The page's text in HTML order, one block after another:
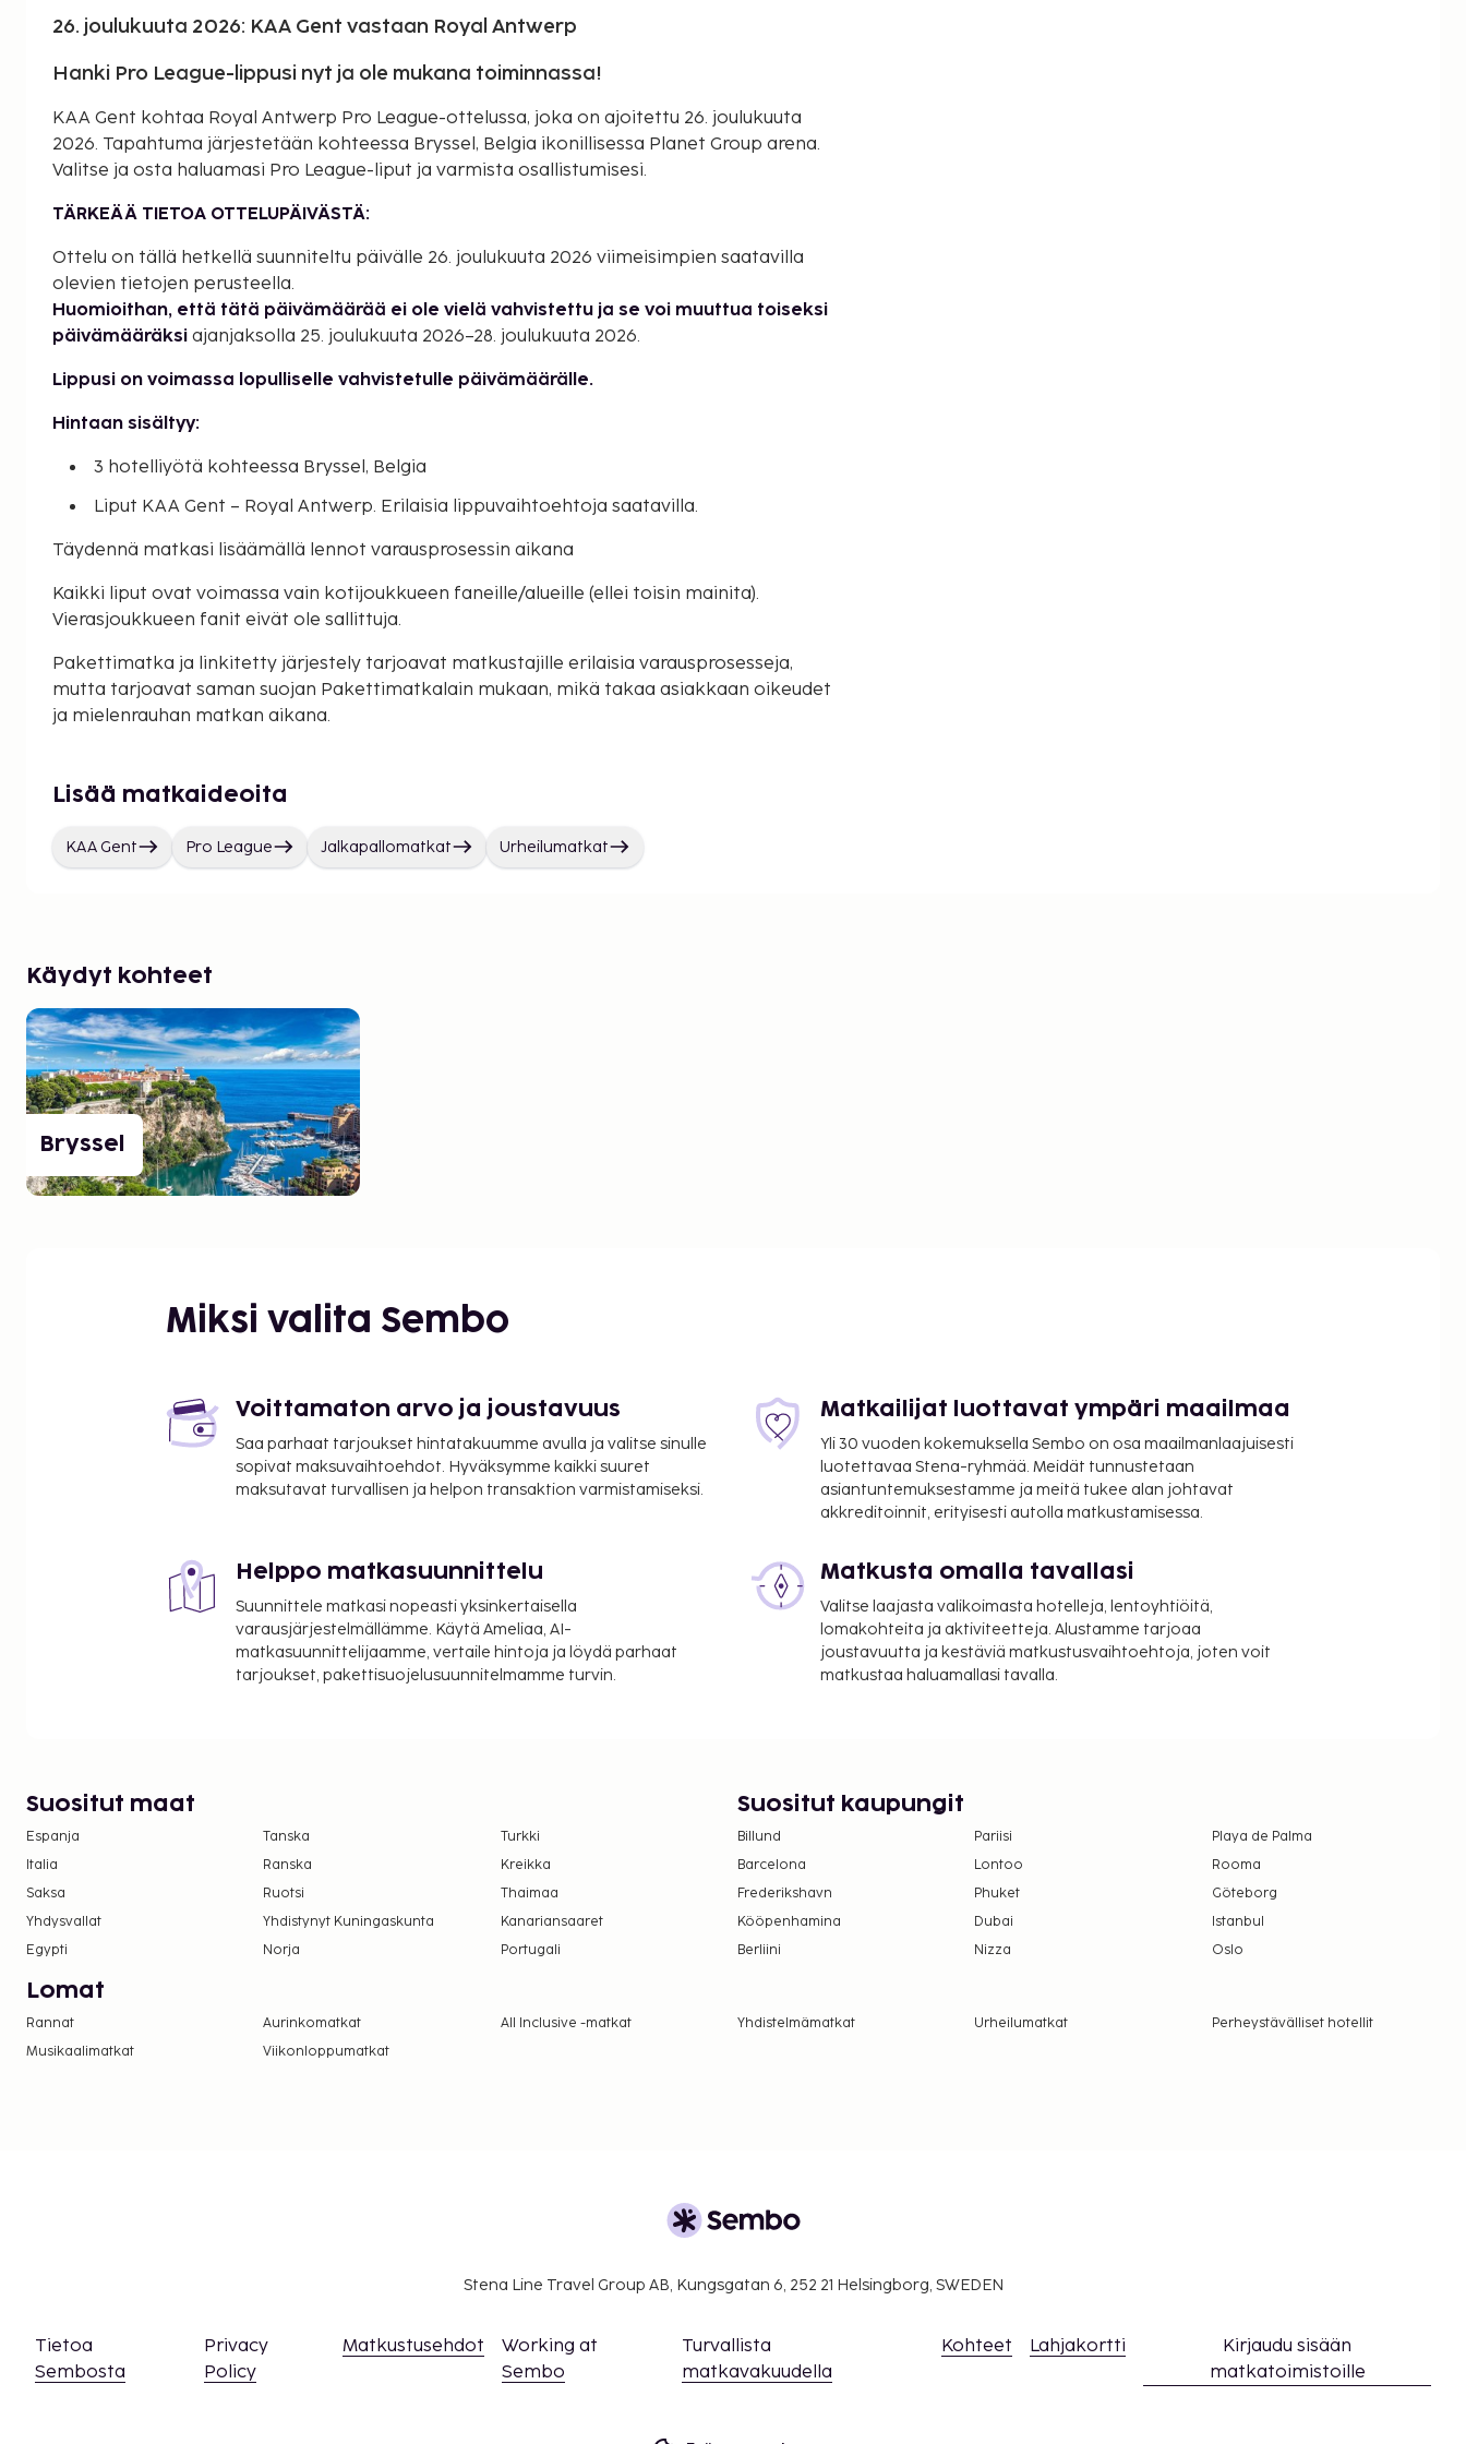
26. joulukuuta 2026: KAA Gent vastaan Royal Antwerp
Hanki Pro League-lippusi nyt ja ole mukana toiminnassa!
KAA Gent kohtaa Royal Antwerp Pro League-ottelussa, joka on ajoitettu 26. joulukuuta
2026. Tapahtuma järjestetään kohteessa Bryssel, Belgia ikonillisessa Planet Group arena.
Valitse ja osta haluamasi Pro League-liput ja varmista osallistumisesi.
TÄRKEÄÄ TIETOA OTTELUPÄIVÄSTÄ:
Ottelu on tällä hetkellä suunniteltu päivälle 26. joulukuuta 2026 viimeisimpien saatavilla
olevien tietojen perusteella.
Huomioithan, että tätä päivämäärää ei ole vielä vahvistettu ja se voi muuttua toiseksi
päivämääräksi ajanjaksolla 25. joulukuuta 2026–28. joulukuuta 2026.
Lippusi on voimassa lopulliselle vahvistetulle päivämäärälle.
Hintaan sisältyy:
3 hotelliyötä kohteessa Bryssel, Belgia
Liput KAA Gent – Royal Antwerp. Erilaisia lippuvaihtoehtoja saatavilla.
Täydennä matkasi lisäämällä lennot varausprosessin aikana
Kaikki liput ovat voimassa vain kotijoukkueen faneille/alueille (ellei toisin mainita).
Vierasjoukkueen fanit eivät ole sallittuja.
Pakettimatka ja linkitetty järjestely tarjoavat matkustajille erilaisia varausprosesseja,
mutta tarjoavat saman suojan Pakettimatkalain mukaan, mikä takaa asiakkaan oikeudet
ja mielenrauhan matkan aikana.
Lisää matkaideoita
KAA Gent Pro League Jalkapallomatkat Urheilumatkat
Käydyt kohteet
Bryssel
Miksi valita Sembo
Voittamaton arvo ja joustavuus
Saa parhaat tarjoukset hintatakuumme avulla ja valitse sinulle
sopivat maksuvaihtoehdot. Hyväksymme kaikki suuret
maksutavat turvallisen ja helpon transaktion varmistamiseksi.
Matkailijat luottavat ympäri maailmaa
Yli 30 vuoden kokemuksella Sembo on osa maailmanlaajuisesti
luotettavaa Stena-ryhmää. Meidät tunnustetaan
asiantuntemuksestamme ja meitä tukee alan johtavat
akkreditoinnit, erityisesti autolla matkustamisessa.
Helppo matkasuunnittelu
Suunnittele matkasi nopeasti yksinkertaisella
varausjärjestelmällämme. Käytä Ameliaa, AI-
matkasuunnittelijaamme, vertaile hintoja ja löydä parhaat
tarjoukset, pakettisuojelusuunnitelmamme turvin.
Matkusta omalla tavallasi
Valitse laajasta valikoimasta hotelleja, lentoyhtiöitä,
lomakohteita ja aktiviteetteja. Alustamme tarjoaa
joustavuutta ja kestäviä matkustusvaihtoehtoja, joten voit
matkustaa haluamallasi tavalla.
Suositut maat
Espanja Tanska
Turkki
Italia
Ranska
Kreikka
Saksa
Ruotsi
Thaimaa
Yhdysvallat
Yhdistynyt Kuningaskunta
Kanariansaaret
Egypti
Norja Portugali
Suositut kaupungit
Billund Pariisi
Playa de Palma
Barcelona
Lontoo
Rooma
Frederikshavn
Phuket
Göteborg
Kööpenhamina
Dubai
Istanbul
Berliini
Nizza Oslo
Lomat
Rannat Aurinkomatkat All Inclusive -matkat Yhdistelmämatkat Urheilumatkat
Perheystävälliset hotellit
Musikaalimatkat
Viikonloppumatkat
Stena Line Travel Group AB, Kungsgatan 6, 252 21 Helsingborg, SWEDEN
Tietoa
Sembosta
Privacy
Policy
Matkustusehdot
Working at
Sembo
Turvallista
matkavakuudella
Kohteet Lahjakortti
Kirjaudu sisään
matkatoimistoille